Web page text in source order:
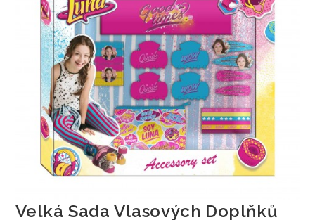
Velká Sada Vlasových Doplňků